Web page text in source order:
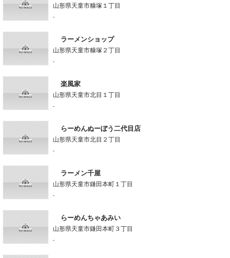
山形県天童市糠塚１丁目
-
ラーメンショップ
山形県天童市糠塚２丁目
-
楽風家
山形県天童市北目１丁目
-
らーめんぬーぼう二代目店
山形県天童市北目２丁目
-
ラーメン千屋
山形県天童市鎌田本町１丁目
-
らーめんちゃあみい
山形県天童市鎌田本町３丁目
-